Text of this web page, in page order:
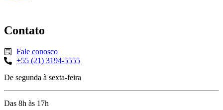
Contato
Fale conosco
+55 (21) 3194-5555
De segunda à sexta-feira
Das 8h às 17h